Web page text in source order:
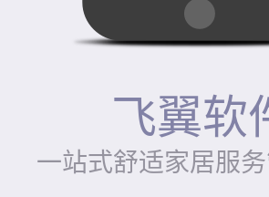
飞翼软
一站式舒适家居服
舒适管
有舒适 更爱
舒适猫表
舒小喵的舒适